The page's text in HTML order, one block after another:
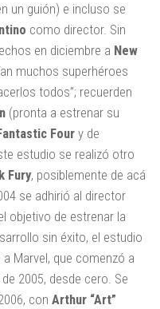
un guión) e incluso se
como director. Sin
en diciembre a New
muchos superhéroes
todos”; recuerden
(pronta a estrenar su
Four y de
estudio se realizó otro
Fury, posiblemente de acá
se adhirió al director
objetivo de estrenar la
sin éxito, el estudio
Marvel, que comenzó a
2005, desde cero. Se
con Arthur “Art”